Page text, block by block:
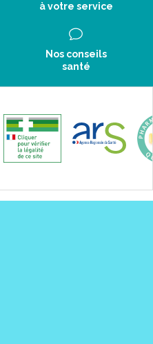
à votre service
Nos conseils
santé